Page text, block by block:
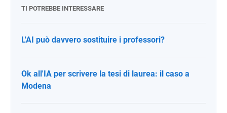
TI POTREBBE INTERESSARE
L'AI può davvero sostituire i professori?
Ok all'IA per scrivere la tesi di laurea: il caso a
Modena